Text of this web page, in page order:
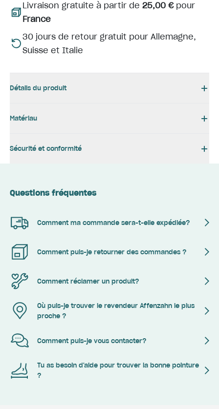
Livraison gratuite à partir de 25,00 €pour
France
30 jours de retour gratuit pour Allemagne,
Suisse et Italie
Détails du produit
Matériau
Sécurité et conformité
Questions fréquentes
Comment ma commande sera-t-elle expédiée?
Comment puis-je retourner des commandes ?
Comment réclamer un produit?
Où puis-je trouver le revendeur Affenzahn le plus
proche ?
Comment puis-je vous contacter?
Tu as besoin d'aide pour trouver la bonne pointure
?